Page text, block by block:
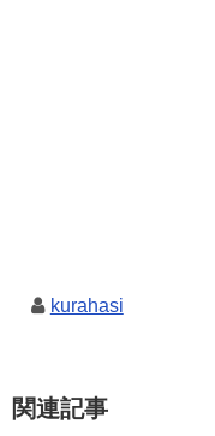
kurahasi
関連記事